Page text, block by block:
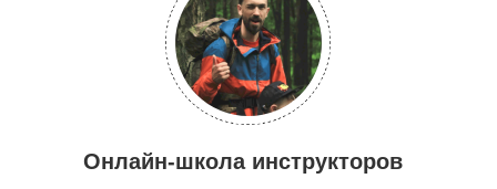
Онлайн-школа инструкторов